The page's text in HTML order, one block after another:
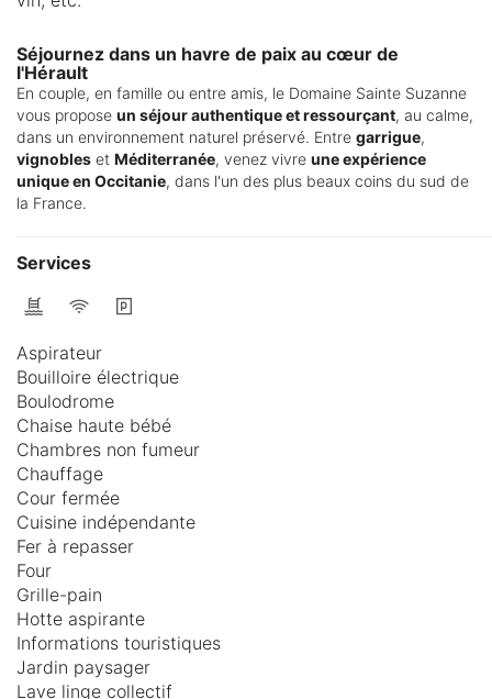
Séjournez dans un havre de paix au cœur de
l'Hérault
En couple, en famille ou entre amis, le Domaine Sainte Suzanne
vous propose un séjour authentique et ressourçant, au calme,
dans un environnement naturel préservé. Entre garrigue,
vignobles et Méditerranée, venez vivre une expérience
unique en Occitanie, dans l'un des plus beaux coins du sud de
la France.
Services
Aspirateur
Bouilloire électrique
Boulodrome
Chaise haute bébé
Chambres non fumeur
Chauffage
Cour fermée
Cuisine indépendante
Fer à repasser
Four
Grille-pain
Hotte aspirante
Informations touristiques
Jardin paysager
Lave linge collectif